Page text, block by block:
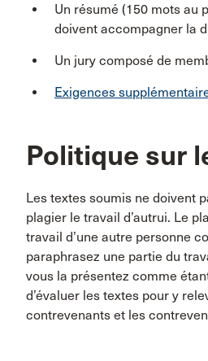
Un résumé (150 mots au
doivent accompagner la
Un jury composé de
Exigences
Politique sur
Les textes soumis ne doivent
plagier le travail d’autrui. Le
travail d’une autre personne
paraphrasez une partie du
vous la présentez comme
d’évaluer les textes pour y
contrevenants et les